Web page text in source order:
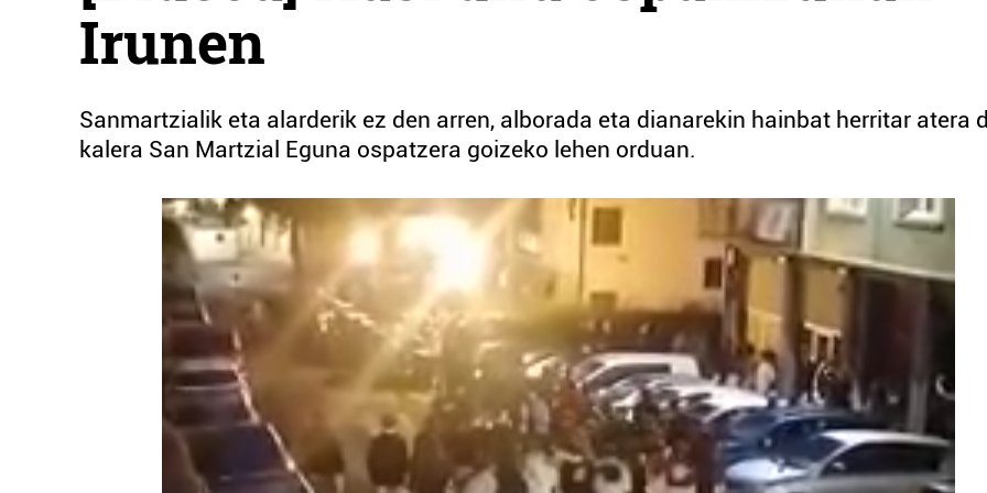
Irunen
Sanmartzialik eta alarderik ez den arren, alborada eta dianarekin hainbat herritar atera
kalera San Martzial Eguna ospatzera goizeko lehen orduan.